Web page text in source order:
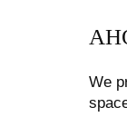
We